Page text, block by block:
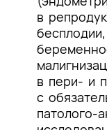
в
в пери- и
с
патолого-